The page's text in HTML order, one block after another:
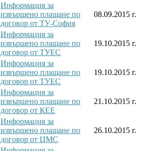
Информация за
извършено плащане по
договор от ТУ-София
08.09.2015 г.
Информация за
извършено плащане по
договор от ТУЕС
19.10.2015 г.
Информация за
извършено плащане по
договор от ТУЕС
19.10.2015 г.
Информация за
извършено плащане по
договор от КЕЕ
21.10.2015 г.
Информация за
извършено плащане по
договор от ЦМС
26.10.2015 г.